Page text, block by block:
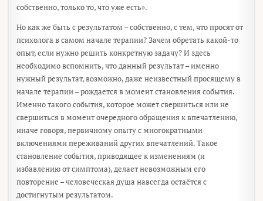
собственно, только то, что уже есть».
Но как же быть с результатом – собственно, с тем, что просят от
психолога в самом начале терапии? Зачем обретать какой-то
опыт, если нужно решить конкретную задачу? И здесь
необходимо вспомнить, что данный результат – именно
нужный результат, возможно, даже неизвестный просящему в
начале терапии – рождается в момент становления события.
Именно такого события, которое может свершиться или не
свершиться в момент очередного обращения к впечатлению,
иначе говоря, первичному опыту с многократными
включениями переживаний других впечатлений. Такое
становление события, приводящее к изменениям (и
избавлению от симптома), делает невозможным его
повторение – человеческая душа навсегда остаётся с
достигнутым результатом.